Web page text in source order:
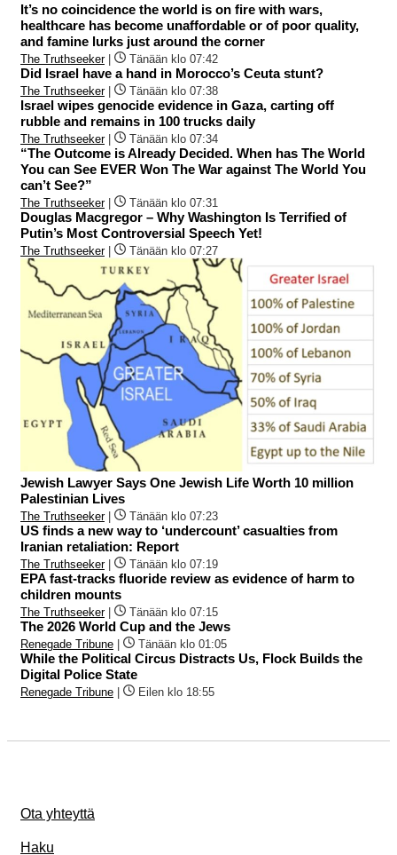
It’s no coincidence the world is on fire with wars,
healthcare has become unaffordable or of poor quality,
and famine lurks just around the corner
The Truthseeker| Tänään klo 07:42
Did Israel have a hand in Morocco’s Ceuta stunt?
The Truthseeker| Tänään klo 07:38
Israel wipes genocide evidence in Gaza, carting off
rubble and remains in 100 trucks daily
The Truthseeker| Tänään klo 07:34
“The Outcome is Already Decided. When has The World
You can See EVER Won The War against The World You
can’t See?”
The Truthseeker| Tänään klo 07:31
Douglas Macgregor – Why Washington Is Terrified of
Putin’s Most Controversial Speech Yet!
The Truthseeker| Tänään klo 07:27
Jewish Lawyer Says One Jewish Life Worth 10 million
Palestinian Lives
The Truthseeker| Tänään klo 07:23
US finds a new way to ‘undercount’ casualties from
Iranian retaliation: Report
The Truthseeker| Tänään klo 07:19
EPA fast-tracks fluoride review as evidence of harm to
children mounts
The Truthseeker| Tänään klo 07:15
The 2026 World Cup and the Jews
Renegade Tribune Tänään klo 01:05
While the Political Circus Distracts Us, Flock Builds the
Digital Police State
Renegade Tribune Eilen klo 18:55
Ota yhteyttä
Haku